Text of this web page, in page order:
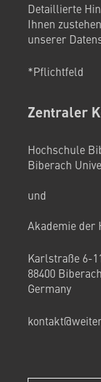
Detaillierte
Ihnen
unserer
*Pflichtfeld
Zentraler
Hochschule
Biberach
und
Akademie der
Karlstraße 6-
88400 Biberach
Germany